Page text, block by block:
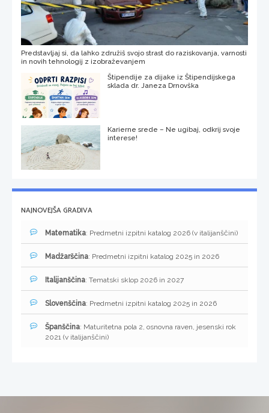
Predstavljaj si, da lahko združiš svojo strast do raziskovanja, varnosti
in novih tehnologij z izobraževanjem
Štipendije za dijake iz Štipendijskega
sklada dr. Janeza Drnovška
Karierne srede – Ne ugibaj, odkrij svoje
interese!
NAJNOVEJŠA GRADIVA
Matematika: Predmetni izpitni katalog 2026 (v italijanščini)
Madžarščina: Predmetni izpitni katalog 2025 in 2026
Italijanščina: Tematski sklop 2026 in 2027
Slovenščina: Predmetni izpitni katalog 2025 in 2026
Španščina: Maturitetna pola 2, osnovna raven, jesenski rok
2021 (v italijanščini)